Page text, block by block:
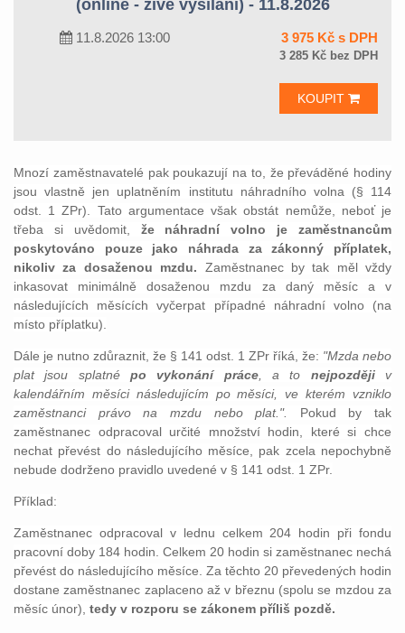
(online - živé vysílání) - 11.8.2026
11.8.2026 13:00 3 975 Kč s DPH
3 285 Kč bez DPH
KOUPIT
Mnozí zaměstnavatelé pak poukazují na to, že převáděné hodiny
jsou vlastně jen uplatněním institutu náhradního volna (§ 114
odst. 1 ZPr). Tato argumentace však obstát nemůže, neboť je
třeba si uvědomit, že náhradní volno je zaměstnancům
poskytováno pouze jako náhrada za zákonný příplatek,
nikoliv za dosaženou mzdu. Zaměstnanec by tak měl vždy
inkasovat minimálně dosaženou mzdu za daný měsíc a v
následujících měsících vyčerpat případné náhradní volno (na
místo příplatku).
Dále je nutno zdůraznit, že § 141 odst. 1 ZPr říká, že: "Mzda nebo
plat jsou splatné po vykonání práce, a to nejpozdějiv
kalendářním měsíci následujícím po měsíci, ve kterém vzniklo
zaměstnanci právo na mzdu nebo plat.". Pokud by tak
zaměstnanec odpracoval určité množství hodin, které si chce
nechat převést do následujícího měsíce, pak zcela nepochybně
nebude dodrženo pravidlo uvedené v § 141 odst. 1 ZPr.
Příklad:
Zaměstnanec odpracoval v lednu celkem 204 hodin při fondu
pracovní doby 184 hodin. Celkem 20 hodin si zaměstnanec nechá
převést do následujícího měsíce. Za těchto 20 převedených hodin
dostane zaměstnanec zaplaceno až v březnu (spolu se mzdou za
měsíc únor), tedy v rozporu se zákonem příliš pozdě.